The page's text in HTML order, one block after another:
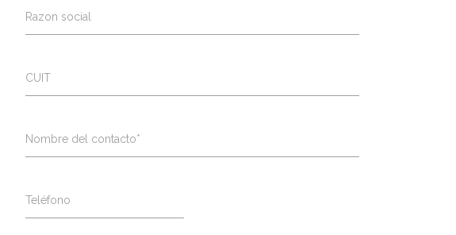
Razon social
CUIT
Nombre del contacto*
Teléfono